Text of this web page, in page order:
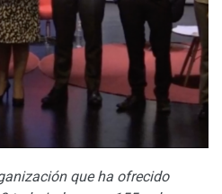
que ha ofrecido